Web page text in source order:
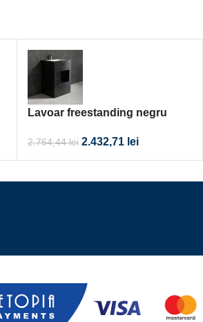
Lavoar freestanding negru
2.764,44lei 2.432,71 lei